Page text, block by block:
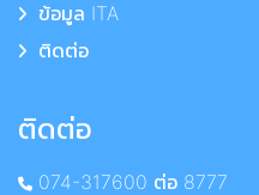
ข้อมูล ITA
ติดต่อ
ติดต่อ
074-317600 ต่อ 8777